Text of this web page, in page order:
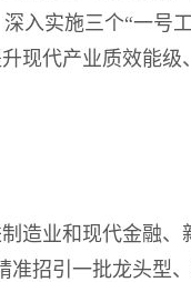
入实施三个“一号
现代产业质效能级
造业和现代金融、
准招引一批龙头型